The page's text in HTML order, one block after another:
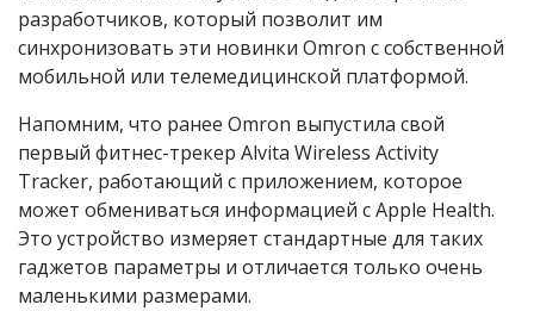
разработчиков, который позволит им
синхронизовать эти новинки Omron с собственной
мобильной или телемедицинской платформой.
Напомним, что ранее Omron выпустила свой
первый фитнес-трекер Alvita Wireless Activity
Tracker, работающий с приложением, которое
может обмениваться информацией с Apple Health.
Это устройство измеряет стандартные для таких
гаджетов параметры и отличается только очень
маленькими размерами.